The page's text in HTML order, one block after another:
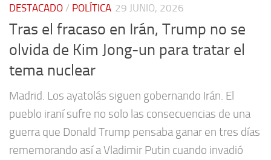
DESTACADO / POLÍTICA 29 JUNIO, 2026
Tras el fracaso en Irán, Trump no se
olvida de Kim Jong-un para tratar el
tema nuclear
Madrid. Los ayatolás siguen gobernando Irán. El
pueblo iraní sufre no solo las consecuencias de una
guerra que Donald Trump pensaba ganar en tres días
rememorando así a Vladimir Putin cuando invadió